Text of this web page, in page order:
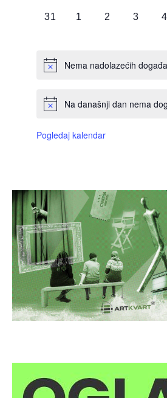
0
31
0
1
0
2
0
3
0
4
Nema nadolazećih
Na današnji dan nema
Pogledaj kalendar